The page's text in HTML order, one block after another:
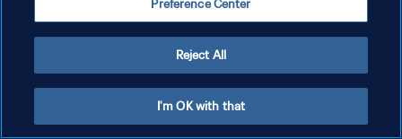
Preference Center
Reject All
I'm OK with that